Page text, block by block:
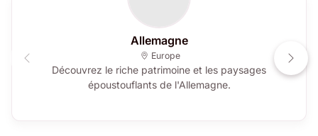
Allemagne
Europe
Découvrez le riche patrimoine et les paysages
époustouflants de l'Allemagne.